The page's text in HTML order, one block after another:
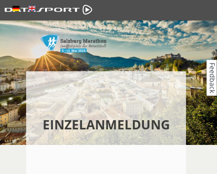
EINZELANMELDUNG
Feedback